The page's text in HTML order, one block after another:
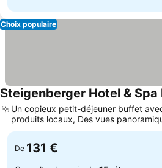
Choix populaire
Steigenberger Hotel & Spa
Un copieux petit-déjeuner buffet
produits locaux, Des vues
vignobles et le Danube
De 131 €